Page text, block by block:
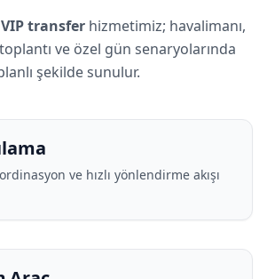
VIP transfer hizmetimiz; havalimanı,
ve özel gün senaryolarında
şekilde sunulur.
ve hızlı yönlendirme akışı